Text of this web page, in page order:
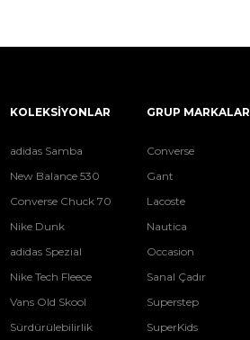
KOLEKSİYONLAR
adidas Samba
New Balance 530
Converse Chuck 70
Nike Dunk
adidas Spezial
Nike Tech Fleece
Vans Old Skool
Sürdürülebilirlik
GRUP MARKALAR
Converse
Gant
Lacoste
Nautica
Occasion
Sanal Çadır
Superstep
SuperKids